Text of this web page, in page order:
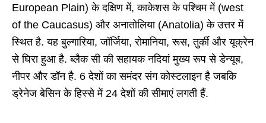
European Plain) के दक्षिण में, काकेशस के पश्चिम में (west
of the Caucasus) और अनातोलिया (Anatolia) के उत्तर में
स्थित है. यह बुल्गारिया, जॉर्जिया, रोमानिया, रूस, तुर्की और यूक्रेन
से घिरा हुआ है. ब्लैक सी की सहायक नदियां मुख्य रूप से डेन्यूब,
नीपर और डॉन है. 6 देशों का समंदर संग कोस्टलाइन है जबकि
ड्रेनेज बेसिन के हिस्से में 24 देशों की सीमाएं लगती हैं.